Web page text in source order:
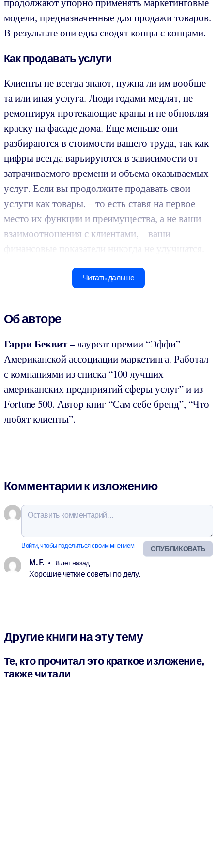
модели, предназначенные для продажи товаров.
В результате они едва сводят концы с концами.
Как продавать услуги
Клиенты не всегда знают, нужна ли им вообще
та или иная услуга. Люди годами медлят, не
ремонтируя протекающие краны и не обновляя
краску на фасаде дома. Еще меньше они
разбираются в стоимости вашего труда, так как
цифры всегда варьируются в зависимости от
затрачиваемого времени и объема оказываемых
услуг. Если вы продолжите продавать свои
услуги как товары, – то есть ставя на первое
место их функции и преимущества, а не ваши
взаимоотношения с клиентами, – ваши
финансовые показатели никогда не улучшатся.
Читать дальше
Об авторе
Гарри Беквит– лауреат премии “Эффи”
Американской ассоциации маркетинга. Работал
с компаниями из списка “100 лучших
американских предприятий сферы услуг” и из
Fortune 500. Автор книг “Сам себе бренд”, “Что
любят клиенты”.
Комментарии к изложению
ОПУБЛИКОВАТЬ
Войти, чтобы поделиться своим мнением
M. F. 8 лет назад
Хорошие четкие советы по делу.
Другие книги на эту тему
Те, кто прочитал это краткое изложение,
также читали